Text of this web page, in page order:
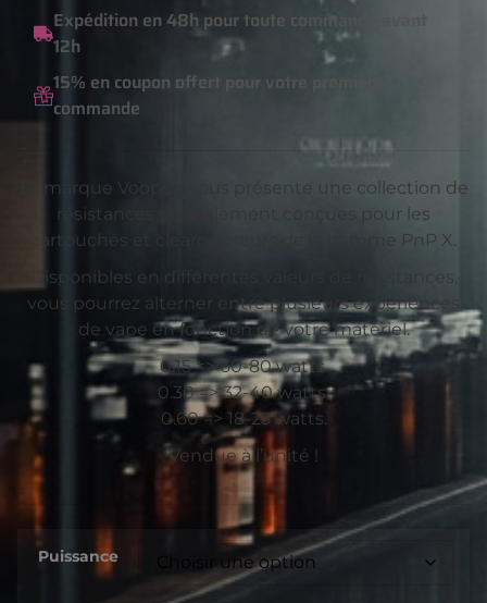
Expédition en 48h pour toute commande avant
12h
15% en coupon offert pour votre première
commande
La marque Voopoo vous présente une collection de
résistances spécialement conçues pour les
cartouches et clearomiseurs de la gamme PnP X.
Disponibles en différentes valeurs de résistances,
vous pourrez alterner entre plusieurs expériences
de vape en fonction de votre matériel.
0.15 => 60-80 watts.
0.30 => 32-40 watts.
0.60 => 18-25 watts.
Vendue à l’unité !
Puissance